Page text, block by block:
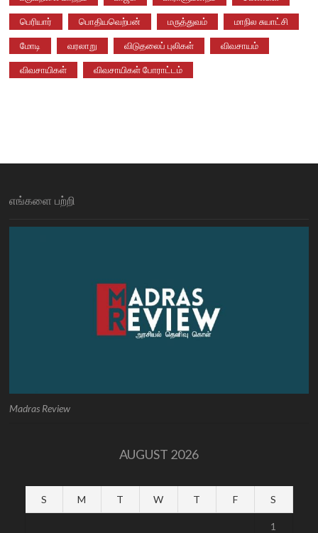
பெரியார் பொதியவெற்பன் மருத்துவம் மாநில சுயாட்சி
மோடி வரலாறு விடுதலைப் புலிகள் விவசாயம்
விவசாயிகள் விவசாயிகள் போராட்டம்
எங்களை பற்றி
Madras Review
AUGUST 2026
S M T W T F S
1